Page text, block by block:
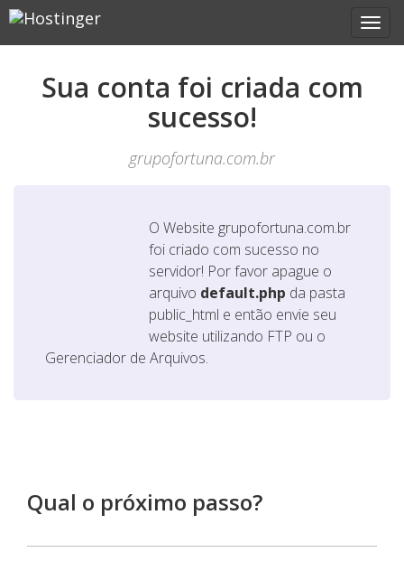
Sua conta foi criada com
sucesso!
grupofortuna.com.br
O Website grupofortuna.com.br
foi criado com sucesso no
servidor! Por favor apague o
arquivo default.php da pasta
public_html e então envie seu
website utilizando FTP ou o
Gerenciador de Arquivos.
Qual o próximo passo?